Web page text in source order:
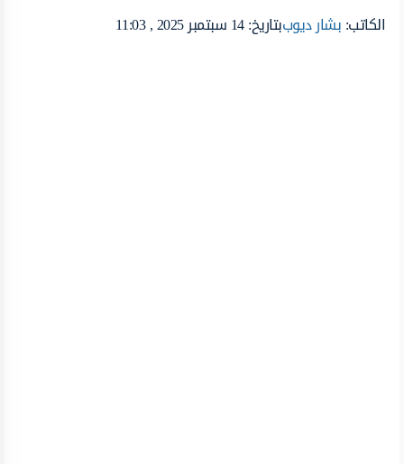
الكاتب:بشار ديوببتاريخ: 14 سبتمبر 2025 , 11:03